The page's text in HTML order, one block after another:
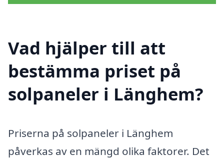
Vad hjälper till att
bestämma priset på
solpaneler i Länghem?
Priserna på solpaneler i Länghem
påverkas av en mängd olika faktorer. Det